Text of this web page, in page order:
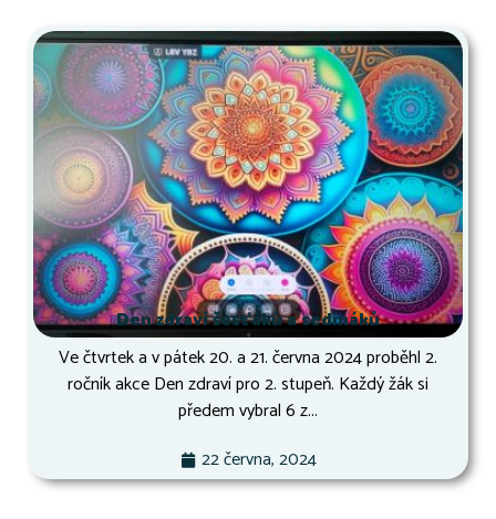
Den zdraví šesťáků a sedmáků
Ve čtvrtek a v pátek 20. a 21. června 2024 proběhl 2.
ročník akce Den zdraví pro 2. stupeň. Každý žák si
předem vybral 6 z...
22 června, 2024